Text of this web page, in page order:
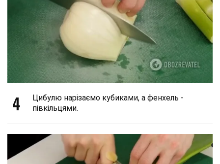
4
Цибулю нарізаємо кубиками, а фенхель -
півкільцями.